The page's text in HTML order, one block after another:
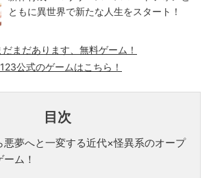
ともに異世界で新たな人生をスタート！
だまだあります、無料ゲーム！
公式のゲームはこちら！
目次
悪夢へと一変する近代×怪異系のオープ
ム！